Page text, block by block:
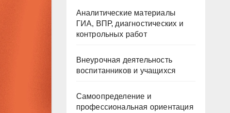
Аналитические материалы
ГИА, ВПР, диагностических и
контрольных работ
Внеурочная деятельность
воспитанников и учащихся
Самоопределение и
профессиональная ориентация